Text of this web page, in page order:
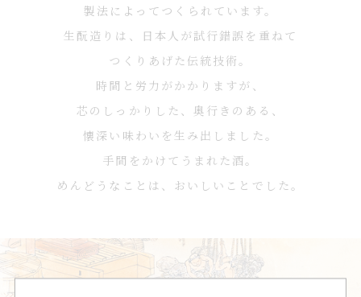
製法によってつくられています。
生酛造りは、日本人が試行錯誤を重ねて
つくりあげた伝統技術。
時間と労力がかかりますが、
芯のしっかりした、奥行きのある、
懐深い味わいを生み出しました。
手間をかけてうまれた酒。
めんどうなことは、おいしいことでした。